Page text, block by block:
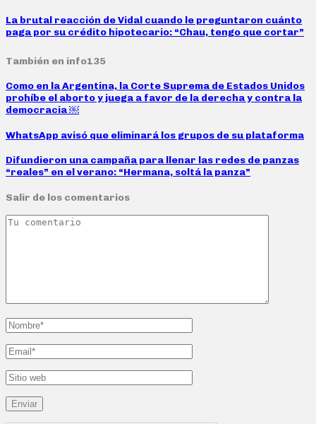
La brutal reacción de Vidal cuando le preguntaron cuánto
paga por su crédito hipotecario: “Chau, tengo que cortar”
También en info135
Como en la Argentina, la Corte Suprema de Estados Unidos
prohíbe el aborto y juega a favor de la derecha y contra la
democracia ￼
WhatsApp avisó que eliminará los grupos de su plataforma
Difundieron una campaña para llenar las redes de panzas
“reales” en el verano: “Hermana, soltá la panza”
Salir de los comentarios